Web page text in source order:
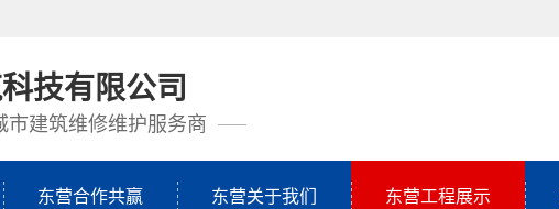
技有限公司
市建筑维修维护服务商
东营合作共赢 东营关于我们 东营工程展示